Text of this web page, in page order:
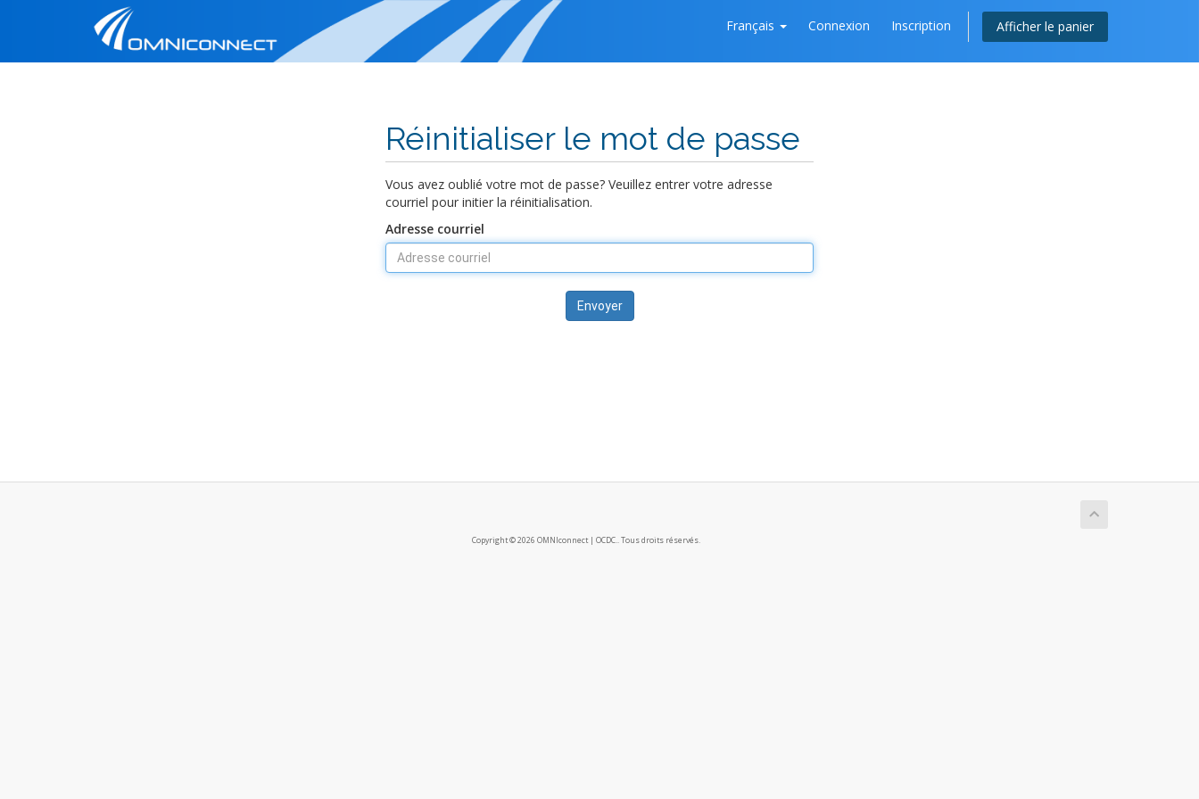
Français Connexion Inscription Afficher le panier
Réinitialiser le mot de passe
Vous avez oublié votre mot de passe? Veuillez entrer votre adresse
courriel pour initier la réinitialisation.
Adresse courriel
Envoyer
Copyright © 2026 OMNIconnect | OCDC.. Tous droits réservés.